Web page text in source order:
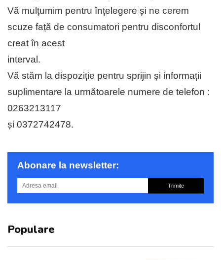
Vă mulțumim pentru înțelegere și ne cerem
scuze față de consumatori pentru disconfortul
creat în acest
interval.
Vă stăm la dispoziție pentru sprijin și informații
suplimentare la următoarele numere de telefon :
0263213117
și 0372742478.
Abonare la newsletter:
Trimite
Populare